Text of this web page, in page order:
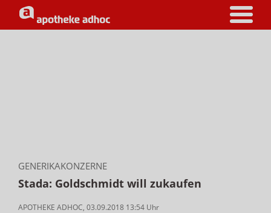
GENERIKAKONZERNE
Stada: Goldschmidt will zukaufen
APOTHEKE ADHOC, 03.09.2018 13:54 Uhr